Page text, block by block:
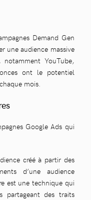
Demand Gen
une audience massive
YouTube,
ont le potentiel
mois.
Google Ads qui
créé à partir des
d’une audience
est une technique qui
partageant des traits